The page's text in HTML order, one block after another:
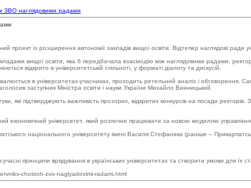
ЗВО наглядовими радами
проект із розширення автономії закладів вищої освіти. Відтепер наглядові ради
вищої освіти, яка б передбачала взаємодію між наглядовими радами,
відкрито в університетській спільноті, у форматі діалогу та дискусій.
в університетах-учасниках, проходить ретельний аналіз і
заступник Міністра освіти і науки України Михайло Винницький.
які підтверджують важливість прозорих, відкритих конкурсів на посади
університет, який розпочне працювати за новою моделлю
національного університету імені Василя Стефаника (раніше –
принципи врядування в українських університетах та створити умови для їх
chotiroh-zvo-naglyadovimi-radami.html